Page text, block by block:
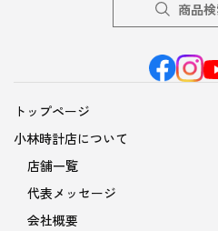
商品
トップページ
小林時計店について
店舗一覧
代表メッセージ